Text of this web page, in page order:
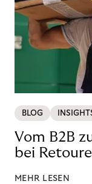
BLOG
Vom B2B
bei
MEHR LESEN